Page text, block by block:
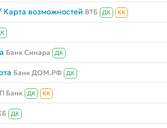
Карта возможностей ВТБ ДК КК
Банк Синара ДК
Банк ДОМ.РФ ДК
Банк ДК КК
ДК